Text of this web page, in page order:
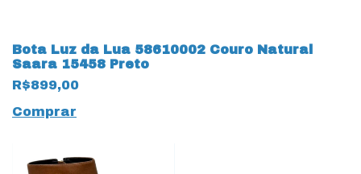
Bota Luz da Lua 58610002 Couro Natural
Saara 15458 Preto
R$899,00
Comprar